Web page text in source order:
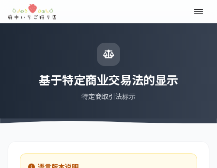
基于特定商业交易法的显示
特定商取引法标示